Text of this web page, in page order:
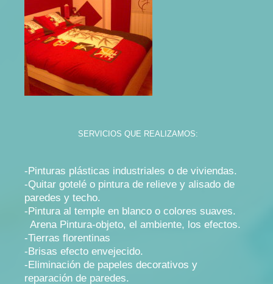
SERVICIOS QUE REALIZAMOS:
-Pinturas plásticas industriales o de viviendas.
-Quitar gotelé o pintura de relieve y alisado de
paredes y techo.
-Pintura al temple en blanco o colores suaves.
Arena Pintura-objeto, el ambiente, los efectos.
-Tierras florentinas
-Brisas efecto envejecido.
-Eliminación de papeles decorativos y
reparación de paredes.